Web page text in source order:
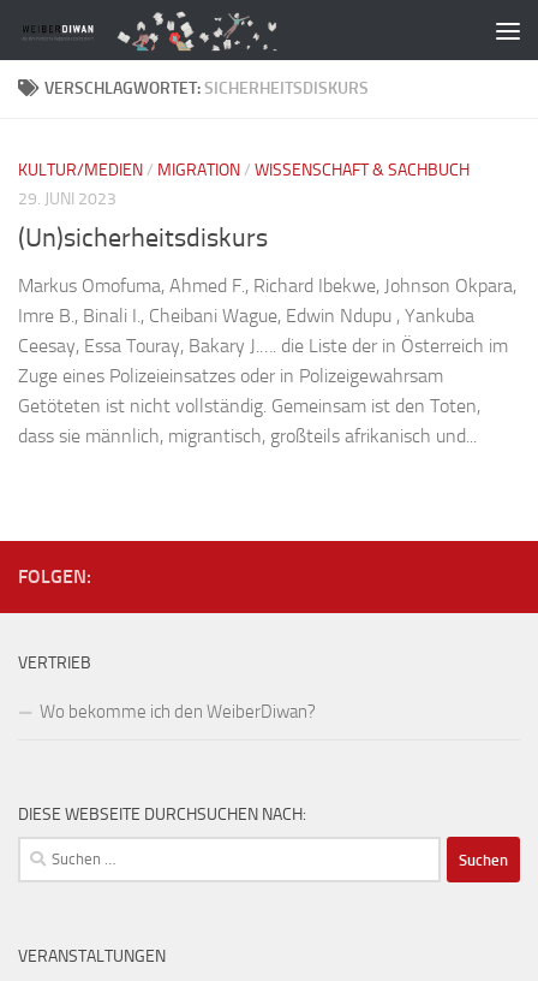
Zum Inhalt springen
VERSCHLAGWORTET:SICHERHEITSDISKURS
KULTUR/MEDIEN/ MIGRATION/ WISSENSCHAFT & SACHBUCH
29. JUNI 2023
(Un)sicherheitsdiskurs
Markus Omofuma, Ahmed F., Richard Ibekwe, Johnson Okpara,
Imre B., Binali I., Cheibani Wague, Edwin Ndupu , Yankuba
Ceesay, Essa Touray, Bakary J.…. die Liste der in Österreich im
Zuge eines Polizeieinsatzes oder in Polizeigewahrsam
Getöteten ist nicht vollständig. Gemeinsam ist den Toten,
dass sie männlich, migrantisch, großteils afrikanisch und...
FOLGEN:
VERTRIEB
Wo bekomme ich den WeiberDiwan?
DIESE WEBSEITE DURCHSUCHEN NACH:
Suchen
nach:
VERANSTALTUNGEN